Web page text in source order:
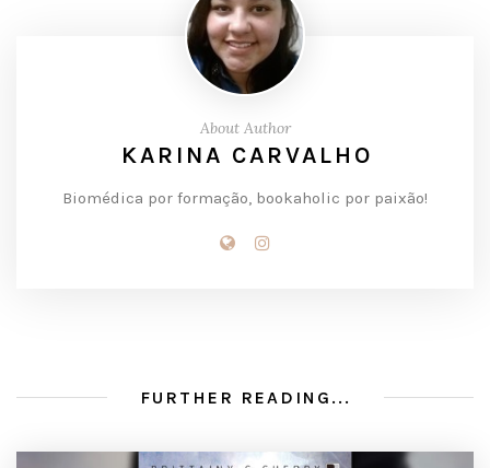
About Author
KARINA CARVALHO
Biomédica por formação, bookaholic por paixão!
FURTHER READING...